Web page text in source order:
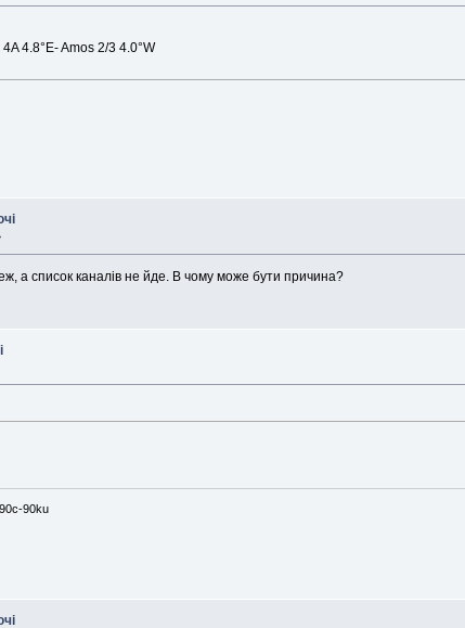
4.8°E- Amos 2/3 4.0°W
а список каналів не йде. В чому може бути причина?
90ku